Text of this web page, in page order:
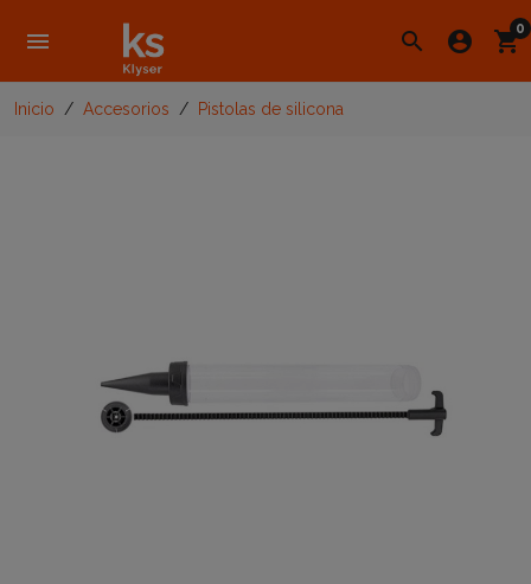
search
menu account_circle shopping_cart0
Inicio Accesorios Pistolas de silicona